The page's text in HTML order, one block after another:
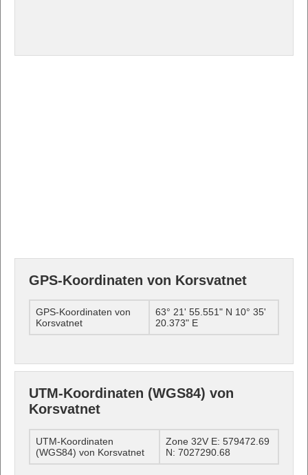
GPS-Koordinaten von Korsvatnet
GPS-Koordinaten von
Korsvatnet
63° 21' 55.551" N 10° 35'
20.373" E
UTM-Koordinaten (WGS84) von
Korsvatnet
UTM-Koordinaten
(WGS84) von Korsvatnet
Zone 32V E: 579472.69
N: 7027290.68